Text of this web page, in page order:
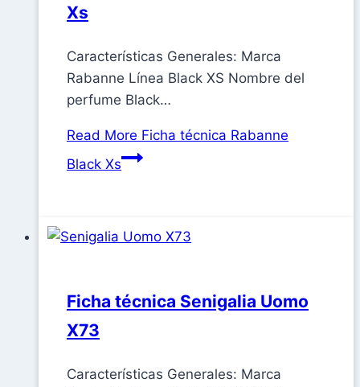
Xs
Características Generales: Marca
Rabanne Línea Black XS Nombre del
perfume Black…
Read More Ficha técnica Rabanne
Black Xs
Ficha técnica Senigalia Uomo
X73
Características Generales: Marca